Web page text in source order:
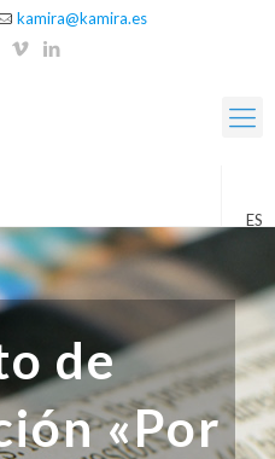
kamira@kamira.es
ES
de
«Por